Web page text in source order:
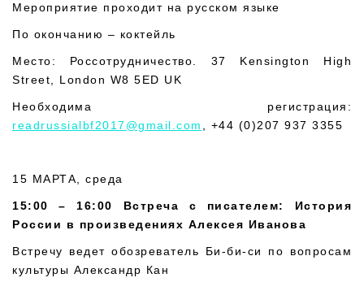
Мероприятие проходит на русском языке
По окончанию – коктейль
Место: Россотрудничество. 37 Kensington High
Street, London W8 5ED UK
Необходима регистрация:
readrussialbf2017@gmail.com
, +44 (0)207 937 3355
15 МАРТА, среда
15:00 – 16:00
Встреча с писателем: История
России в произведениях Алексея Иванова
Встречу ведет обозреватель Би-би-си по вопросам
культуры Александр Кан